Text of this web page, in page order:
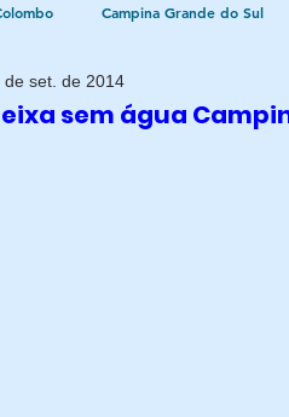
Campina Grande do Sul
Política Policial Bocaiúva
sem água
de set. de 2014